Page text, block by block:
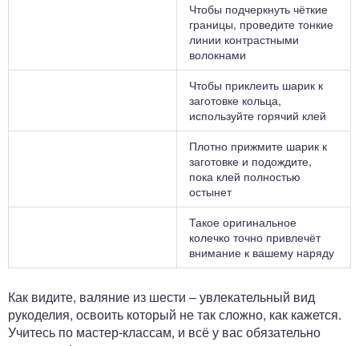
Чтобы подчеркнуть чёткие
границы, проведите тонкие
линии контрастными
волокнами
Чтобы приклеить шарик к
заготовке кольца,
используйте горячий клей
Плотно прижмите шарик к
заготовке и подождите,
пока клей полностью
остынет
Такое оригинальное
колечко точно привлечёт
внимание к вашему наряду
Как видите, валяние из шести – увлекательный вид
рукоделия, освоить который не так сложно, как кажется.
Учитесь по мастер-классам, и всё у вас обязательно